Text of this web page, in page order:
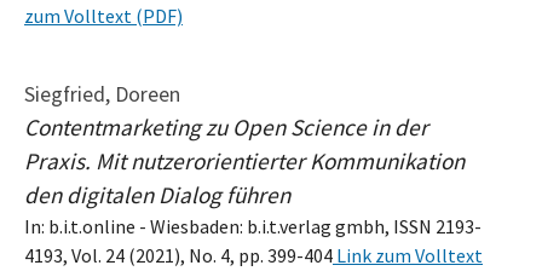
zum Volltext (PDF)
Siegfried, Doreen
Contentmarketing zu Open Science in der
Praxis. Mit nutzerorientierter Kommunikation
den digitalen Dialog führen
In: b.i.t.online - Wiesbaden: b.i.t.verlag gmbh, ISSN 2193-
4193, Vol. 24 (2021), No. 4, pp. 399-404 Link zum Volltext